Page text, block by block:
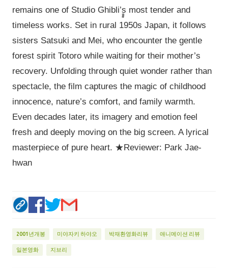
remains one of Studio Ghibli’s most tender and
timeless works. Set in rural 1950s Japan, it follows
sisters Satsuki and Mei, who encounter the gentle
forest spirit Totoro while waiting for their mother’s
recovery. Unfolding through quiet wonder rather than
spectacle, the film captures the magic of childhood
innocence, nature’s comfort, and family warmth.
Even decades later, its imagery and emotion feel
fresh and deeply moving on the big screen. A lyrical
masterpiece of pure heart. ★Reviewer: Park Jae-
hwan
2001년개봉 미야자키 하야오 박재환영화리뷰 애니메이션 리뷰
일본영화 지브리